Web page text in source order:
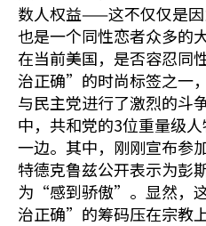
数人权益——这不仅仅是
也是一个同性恋者众多的
在当前美国，是否容忍同
治正确”的时尚标签之一
与民主党进行了激烈的斗
中，共和党的3位重量级
一边。其中，刚刚宣布参
特德克鲁兹公开表示为彭
为“感到骄傲”。显然，
治正确”的筹码压在宗教